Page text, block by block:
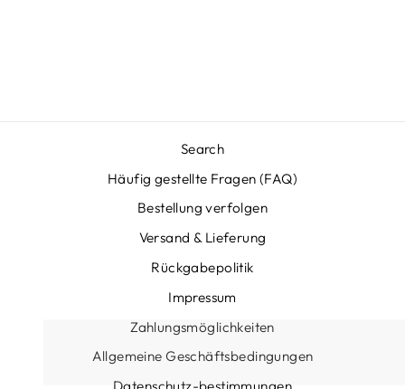
Search
Häufig gestellte Fragen (FAQ)
Bestellung verfolgen
Versand & Lieferung
Rückgabepolitik
Impressum
Zahlungsmöglichkeiten
Allgemeine Geschäftsbedingungen